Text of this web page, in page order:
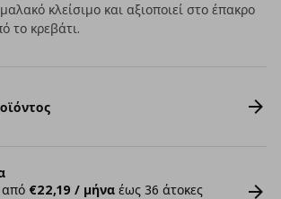
κλείσιμο και αξιοποιεί στο έπακρο
το κρεβάτι.
από €22,19 / μήνα έως 36 άτοκες